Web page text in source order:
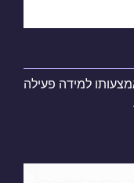
למידה פעילה